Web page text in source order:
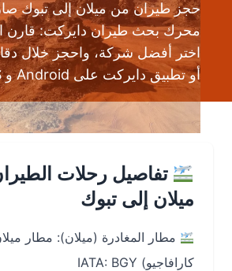
حجز طيران من ميلان إلى تبوك صار
محرك بحث طيران دايركت: قارن
اختر أفضل شركة، واحجز خلال دقائق
أو تطبيق دايركت على Android و iOS.
تفاصيل رحلات الطيران
ميلان إلى تبوك
مطار المغادرة (ميلان): مطار ميلان
كارافاجيو) IATA: BGY